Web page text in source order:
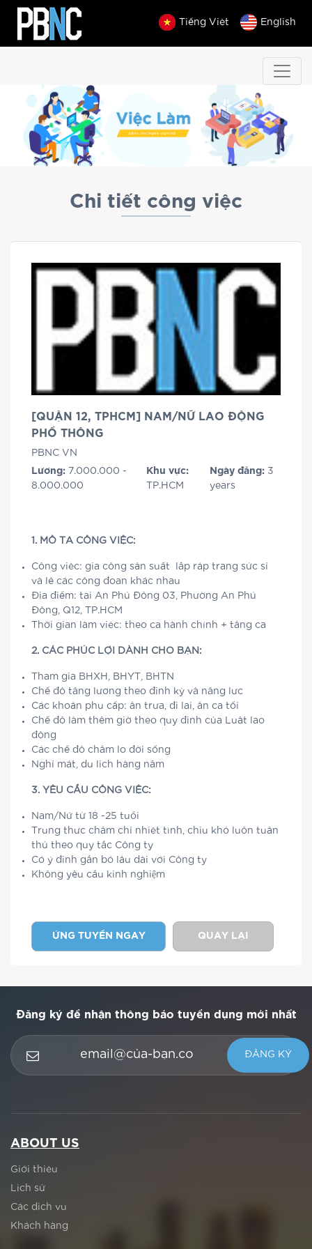
Tiếng Việt English
Chi tiết công việc
[QUẬN 12, TPHCM] NAM/NỮ LAO ĐỘNG
PHỔ THÔNG
PBNC VN
Lương: 7.000.000 -
8.000.000
Khu vực:
TP.HCM
Ngày đăng: 3
years
1. MÔ TẢ CÔNG VIỆC:
Công việc: gia công sản suất lắp ráp trang sức sỉ
và lẻ các công đoạn khác nhau
Địa điểm: tại An Phú Đông 03, Phường An Phú
Đông, Q12, TP.HCM
Thời gian làm việc: theo ca hành chính + tăng ca
2. CÁC PHÚC LỢI DÀNH CHO BẠN:
Tham gia BHXH, BHYT, BHTN
Chế độ tăng lương theo định kỳ và năng lực
Các khoản phụ cấp: ăn trưa, đi lại, ăn ca tối
Chế độ làm thêm giờ theo quy định của Luật lao
động
Các chế độ chăm lo đời sống
Nghỉ mát, du lịch hàng năm
3. YÊU CẦU CÔNG VIỆC:
Nam/Nữ từ 18 -25 tuổi
Trung thực chăm chỉ nhiệt tình, chịu khó luôn tuân
thủ theo quy tắc Công ty
Có ý định gắn bó lâu dài với Công ty
Không yêu cầu kinh nghiệm
ỨNG TUYỂN NGAY QUAY LẠI
Đăng ký để nhận thông báo tuyển dụng mới nhất
ABOUT US
Giới thiệu
Lịch sử
Các dịch vụ
Khách hàng